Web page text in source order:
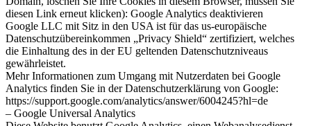
diesen Link erneut klicken): Google Analytics deaktivieren
Google LLC mit Sitz in den USA ist für das us-europäische
Datenschutzübereinkommen „Privacy Shield“ zertifiziert, welches
die Einhaltung des in der EU geltenden Datenschutzniveaus
gewährleistet.
Mehr Informationen zum Umgang mit Nutzerdaten bei Google
Analytics finden Sie in der Datenschutzerklärung von Google:
https://support.google.com/analytics/answer/6004245?hl=de
– Google Universal Analytics